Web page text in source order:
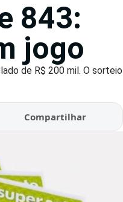
843:
jogo
de R$ 200 mil. O
Compartilhar